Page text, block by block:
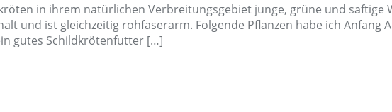
in ihrem natürlichen Verbreitungsgebiet junge, grüne und saftige
und ist gleichzeitig rohfaserarm. Folgende Pflanzen habe ich Anfang
gutes Schildkrötenfutter […]